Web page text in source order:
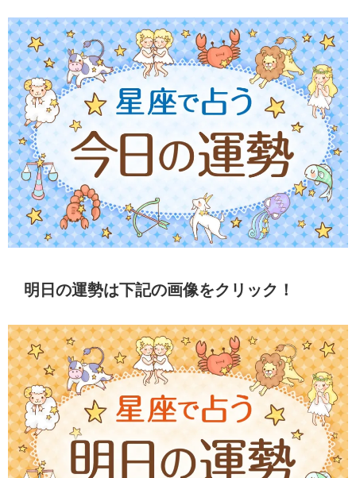
明日の運勢は下記の画像をクリック！